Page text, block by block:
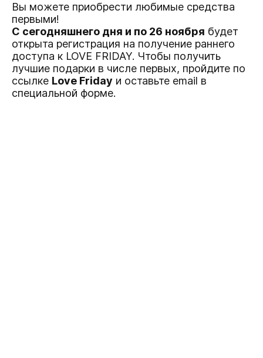
Вы можете приобрести любимые средства
первыми!
С сегодняшнего дня и по 26 ноября будет
открыта регистрация на получение раннего
доступа к LOVE FRIDAY. Чтобы получить
лучшие подарки в числе первых, пройдите по
ссылке Love Friday и оставьте email в
специальной форме.